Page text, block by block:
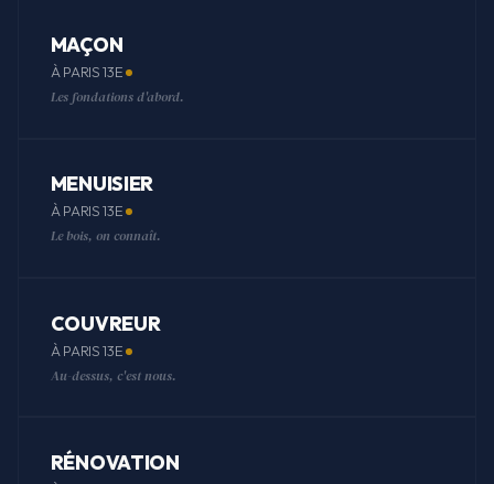
MAÇON
À PARIS 13E
Les fondations d'abord.
MENUISIER
À PARIS 13E
Le bois, on connaît.
COUVREUR
À PARIS 13E
Au-dessus, c'est nous.
RÉNOVATION